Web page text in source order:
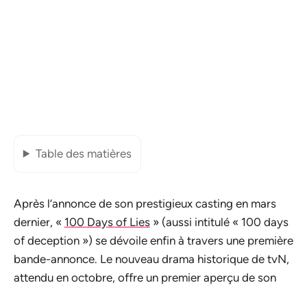
Table des matières
Après l’annonce de son prestigieux casting en mars
dernier, « 100 Days of Lies » (aussi intitulé « 100 days
of deception ») se dévoile enfin à travers une première
bande-annonce. Le nouveau drama historique de tvN,
attendu en octobre, offre un premier aperçu de son